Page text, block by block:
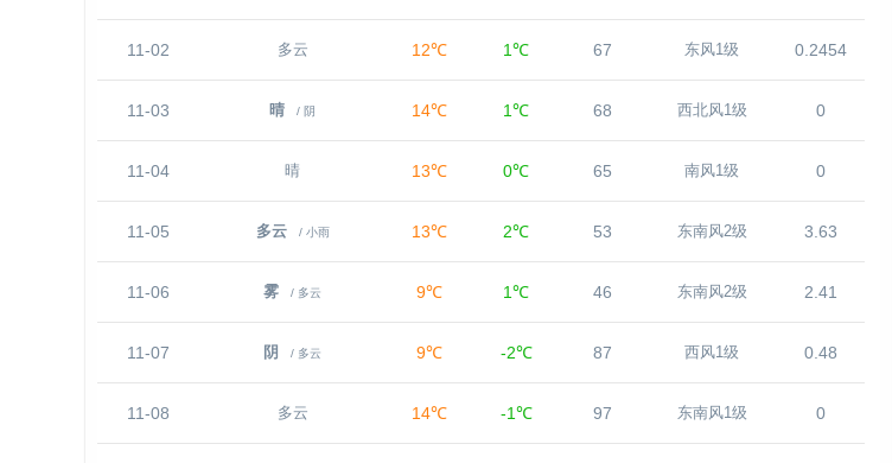
11-02 多云 12℃ 1℃ 67 东风1级 0.2454
11-03 晴 / 阴 14℃ 1℃ 68 西北风1级 0
11-04 晴 13℃ 0℃ 65 南风1级 0
11-05 多云 / 小雨 13℃ 2℃ 53 东南风2级 3.63
11-06 雾 / 多云 9℃ 1℃ 46 东南风2级 2.41
11-07 阴 / 多云 9℃ -2℃ 87 西风1级 0.48
11-08 多云 14℃ -1℃ 97 东南风1级 0